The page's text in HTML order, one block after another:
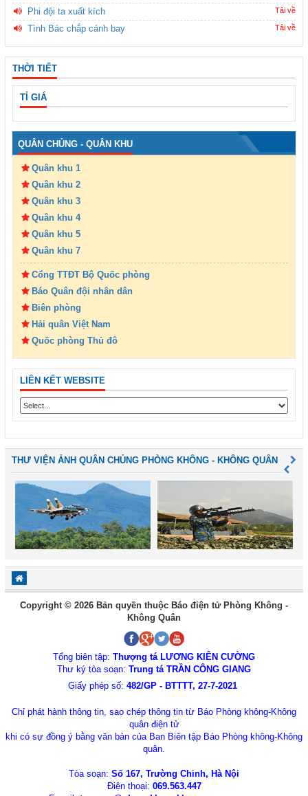
Phi đội ta xuất kích Tải về
Tình Bác chắp cánh bay Tải về
THỜI TIẾT
TỈ GIÁ
QUÂN CHỦNG - QUÂN KHU
Quân khu 1
Quân khu 2
Quân khu 3
Quân khu 4
Quân khu 5
Quân khu 7
Cổng TTĐT Bộ Quốc phòng
Báo Quân đội nhân dân
Biên phòng
Hải quân Việt Nam
Quốc phòng Thủ đô
LIÊN KẾT WEBSITE
THƯ VIỆN ẢNH QUÂN CHỦNG PHÒNG KHÔNG - KHÔNG QUÂN
Copyright © 2026 Bản quyền thuộc Báo điện tử Phòng Không -
Không Quân
Tổng biên tập: Thượng tá LƯƠNG KIÊN CƯỜNG
Thư ký tòa soạn: Trung tá TRẦN CÔNG GIANG
Giấy phép số: 482/GP - BTTTT, 27-7-2021
Chỉ phát hành thông tin, sao chép thông tin từ Báo Phòng không-Không
quân điện tử
khi có sự đồng ý bằng văn bản của Ban Biên tập Báo Phòng không-Không
quân.
Tòa soạn: Số 167, Trường Chinh, Hà Nội
Điện thoại: 069.563.447